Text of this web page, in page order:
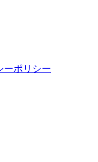
ーポリシー